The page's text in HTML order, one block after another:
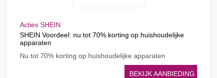
Acties SHEIN
SHEIN Voordeel: nu tot 70% korting op huishoudelijke
apparaten
Nu tot 70% korting op huishoudelijke apparaten
BEKIJK AANBIEDING